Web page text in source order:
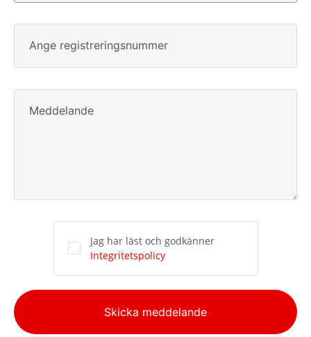
Ange registreringsnummer
Meddelande
Jag har läst och godkänner
Integritetspolicy
Alternative:
Skicka meddelande